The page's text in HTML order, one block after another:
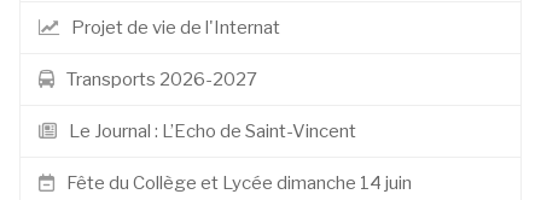
Projet de vie de l'Internat
Transports 2026-2027
Le Journal : L’Echo de Saint-Vincent
Fête du Collège et Lycée dimanche 14 juin